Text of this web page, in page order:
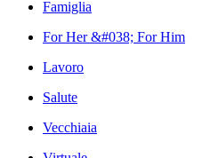
Famiglia
For Her &#038; For Him
Lavoro
Salute
Vecchiaia